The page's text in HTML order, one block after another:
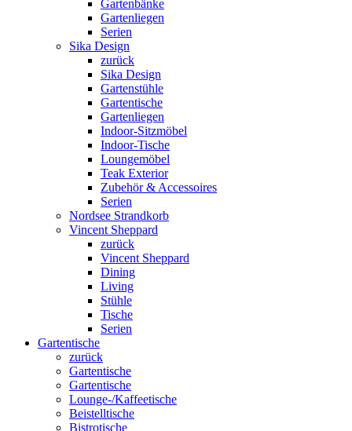
Gartenbänke
Gartenliegen
Serien
Sika Design
zurück
Sika Design
Gartenstühle
Gartentische
Gartenliegen
Indoor-Sitzmöbel
Indoor-Tische
Loungemöbel
Teak Exterior
Zubehör & Accessoires
Serien
Nordsee Strandkorb
Vincent Sheppard
zurück
Vincent Sheppard
Dining
Living
Stühle
Tische
Serien
Gartentische
zurück
Gartentische
Gartentische
Lounge-/Kaffeetische
Beistelltische
Bistrotische